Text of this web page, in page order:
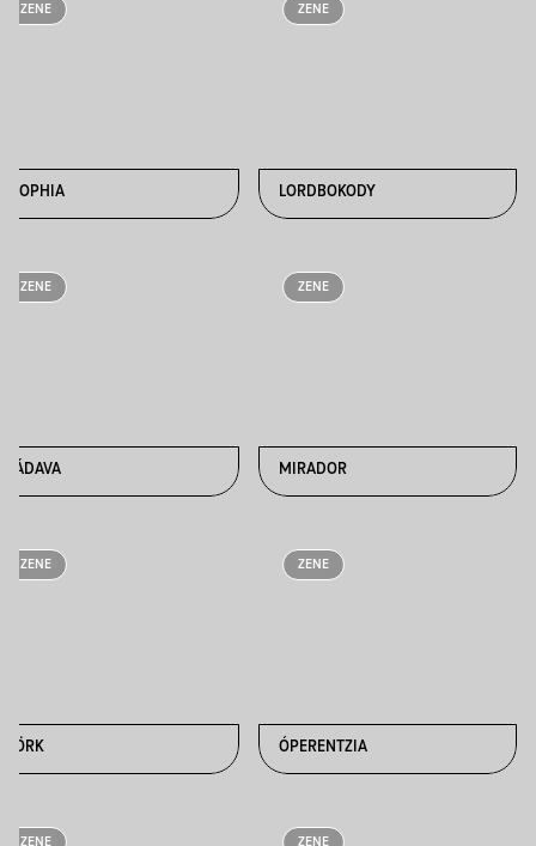
ZENE
LOOPHIA
ZENE
LORDBOKODY
ZENE
MÁDAVA
ZENE
MIRADOR
ZENE
MÖRK
ZENE
ÓPERENTZIA
ZENE ZENE